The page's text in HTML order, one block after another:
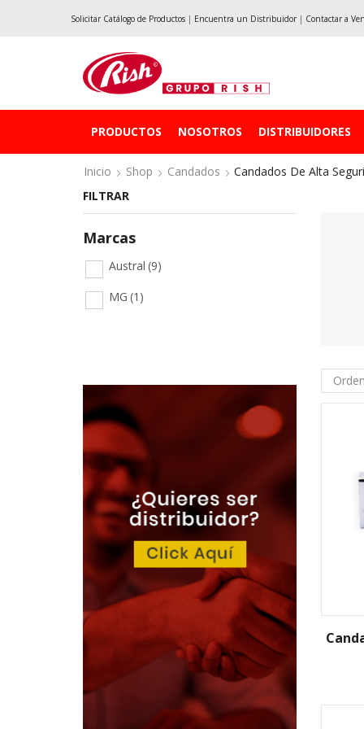
Solicitar Catálogo de Productos | Encuentra un Distribuidor | Contactar a
PRODUCTOS NOSOTROS DISTRIBUIDORES
Inicio Shop Candados Candados De Alta
FILTRAR
Marcas
Austral (9)
MG (1)